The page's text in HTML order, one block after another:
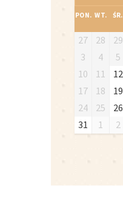
PON. WT. ŚR.
27 28 29
3
4 5
10
11 12
17
18 19
24
25 26
31
1 2